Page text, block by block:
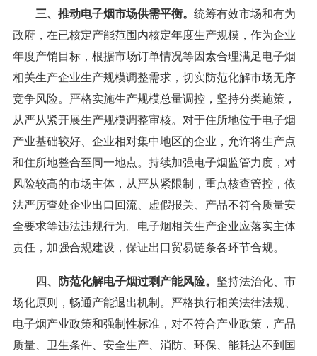
三、推动电子烟市场供需平衡。 统筹有效市场和有为
政府，在已核定产能范围内核定年度生产规模，作为企业
年度产销目标，根据市场订单情况等因素合理满足电子烟
相关生产企业生产规模调整需求，切实防范化解市场无序
竞争风险。严格实施生产规模总量调控，坚持分类施策，
从严从紧开展生产规模调整审核。对于住所地位于电子烟
产业基础较好、企业相对集中地区的企业，允许将生产点
和住所地整合至同一地点。持续加强电子烟监管力度，对
风险较高的市场主体，从严从紧限制，重点核查管控，依
法严厉查处企业出口回流、虚假报关、产品不符合质量安
全要求等违法违规行为。电子烟相关生产企业应落实主体
责任，加强合规建设，保证出口贸易链条各环节合规。
四、防范化解电子烟过剩产能风险。 坚持法治化、市
场化原则，畅通产能退出机制。严格执行相关法律法规、
电子烟产业政策和强制性标准，对不符合产业政策，产品
质量、卫生条件、安全生产、消防、环保、能耗达不到国